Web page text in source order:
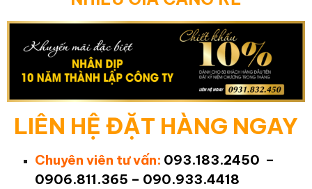
LIÊN HỆ ĐẶT HÀNG NGAY
Chuyên viên tư vấn: 093.183.2450 –
0906.811.365 – 090.933.4418